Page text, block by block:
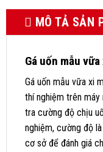
MÔ TẢ SẢN
Gá uốn mẫu
Gá uốn mẫu vữa xi
thí nghiệm trên
tra cường độ chịu
nghiệm, cường độ
cơ sở để đánh giá